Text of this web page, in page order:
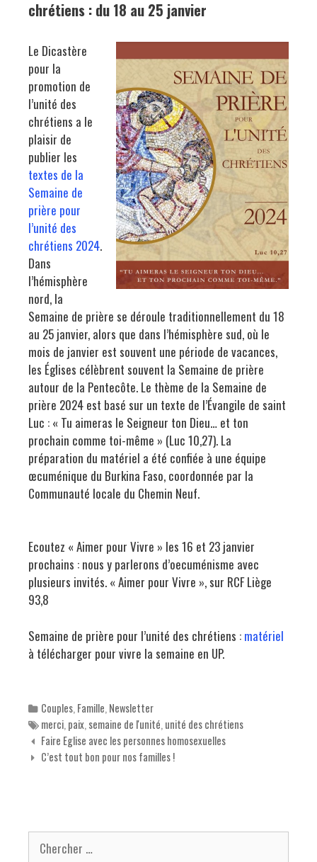
chrétiens : du 18 au 25 janvier
Le Dicastère
pour la
promotion de
l’unité des
chrétiens a le
plaisir de
publier les
textes de la
Semaine de
prière pour
l’unité des
chrétiens 2024.
Dans
l’hémisphère
nord, la
Semaine de prière se déroule traditionnellement du 18
au 25 janvier, alors que dans l’hémisphère sud, où le
mois de janvier est souvent une période de vacances,
les Églises célèbrent souvent la Semaine de prière
autour de la Pentecôte. Le thème de la Semaine de
prière 2024 est basé sur un texte de l’Évangile de saint
Luc : « Tu aimeras le Seigneur ton Dieu… et ton
prochain comme toi-même » (Luc 10,27). La
préparation du matériel a été confiée à une équipe
œcuménique du Burkina Faso, coordonnée par la
Communauté locale du Chemin Neuf.
Ecoutez « Aimer pour Vivre » les 16 et 23 janvier
prochains : nous y parlerons d’oecuménisme avec
plusieurs invités. « Aimer pour Vivre », sur RCF Liège
93,8
Semaine de prière pour l’unité des chrétiens : matériel
à télécharger pour vivre la semaine en UP.
Categories
Couples, Famille, Newsletter
Tags
merci, paix, semaine de l'unité, unité des chrétiens
Navigation des articles
Faire Eglise avec les personnes homosexuelles
C’est tout bon pour nos familles !
Chercher pour: